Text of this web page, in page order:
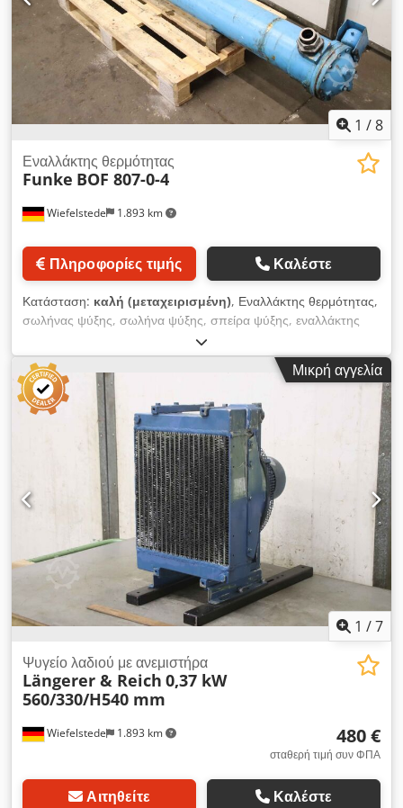
1 /8
Wiefelstede 1.893 km
Εναλλάκτης θερμότητας
Funke BOF 807-0-4
Πληροφορίες τιμής Καλέστε
Κατάσταση: καλή (μεταχειρισμένη), Εναλλάκτης θερμότητας,
σωλήνας ψύξης, σωλήνα ψύξης, σπείρα ψύξης, εναλλάκτης
θερμότητας με δέσμη σωλήνων, εναλλάκτης θερμότητας
θαλασσινού νερού - Κατασκευαστής: Funke, εναλλάκτης
θερμότητας με δέσμη σωλήνων Dcedpfewu S Tfex Akbsk -
Τύπος: BOF 807-0-4 - Περιεχόμενο: κάλυμμα από μπρούντζο
35,6 l / σωλήνες από χαλκό 15,3 l - Μέγιστη επιτρεπόμενη
πίεση λειτουργίας: 16 / 10 bar - Διαστάσεις: 2480/360/Υ350
mm - Βάρος: 236 kg
Μικρή αγγελία
1 /7
Wiefelstede 1.893 km
Ψυγείο λαδιού με ανεμιστήρα
Längerer & Reich 0,37 kW
560/330/H540 mm
480 €
σταθερή τιμή συν ΦΠΑ
Αιτηθείτε Καλέστε